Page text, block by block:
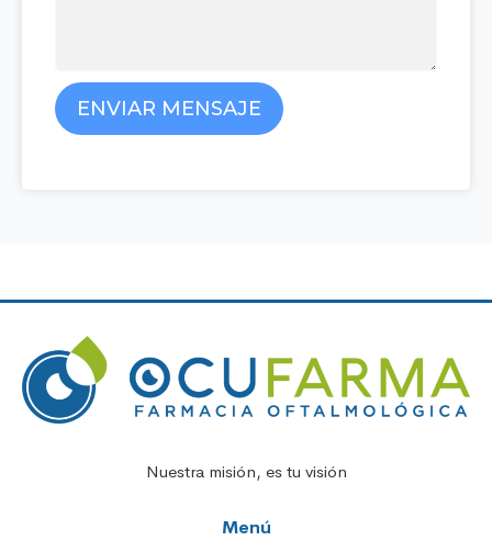
ENVIAR MENSAJE
Nuestra misión, es tu visión
Menú